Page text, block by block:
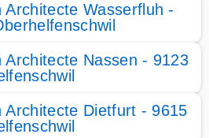
Architecte Wasserfluh -
Architecte Nassen - 9123
Architecte Dietfurt - 9615